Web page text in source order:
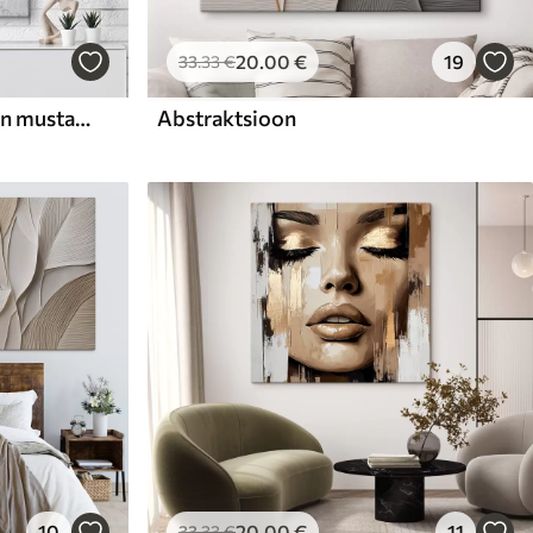
Abstraktne kompositsioon mustade vertikaalsete pintslitõmmetega valgel taustal õlimaalistiilis
33.33€20.00 € 19
Abstraktsioon